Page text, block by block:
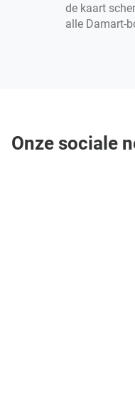
de kaart
alle Damart-
Onze sociale